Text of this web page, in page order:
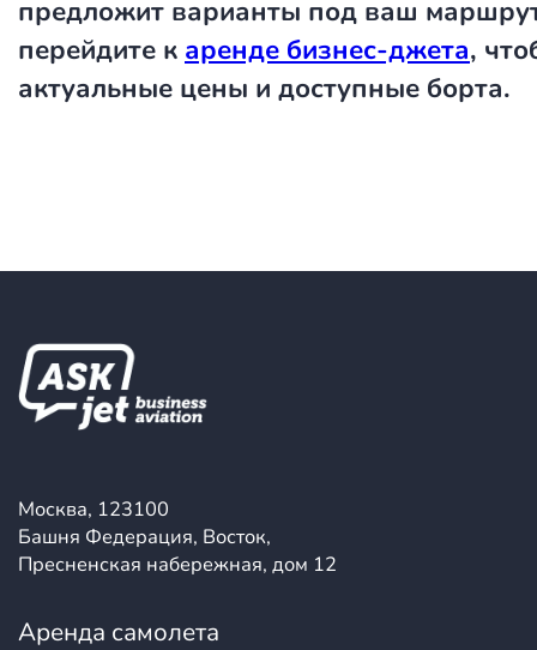
предложит варианты под ваш
перейдите к аренде бизнес-джета,
актуальные цены и доступные борта.
Москва, 123100
Башня Федерация, Восток,
Пресненская набережная, дом 12
Аренда самолета